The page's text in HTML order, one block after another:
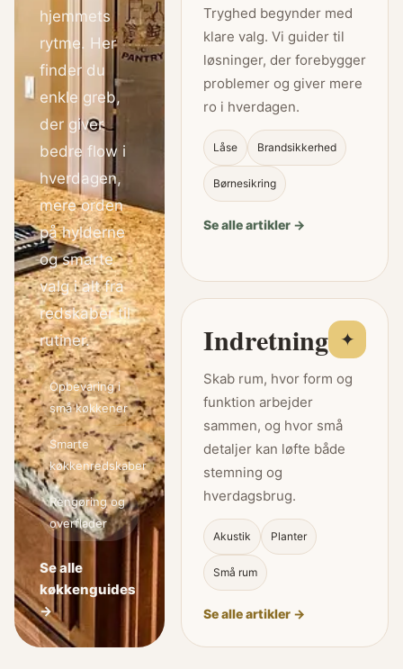
hjemmets
rytme. Her
finder du
enkle greb,
der giver
bedre flow i
hverdagen,
mere orden
på hylderne
og smarte
valg i alt fra
redskaber til
rutiner.
Opbevaring i
små køkkener
Smarte
køkkenredskaber
Rengøring og
overflader
Se alle
køkkenguides
→
Tryghed begynder med
klare valg. Vi guider til
løsninger, der forebygger
problemer og giver mere
ro i hverdagen.
Låse Brandsikkerhed
Børnesikring
Se alle artikler →
Indretning ✦
Skab rum, hvor form og
funktion arbejder
sammen, og hvor små
detaljer kan løfte både
stemning og
hverdagsbrug.
Akustik Planter
Små rum
Se alle artikler →